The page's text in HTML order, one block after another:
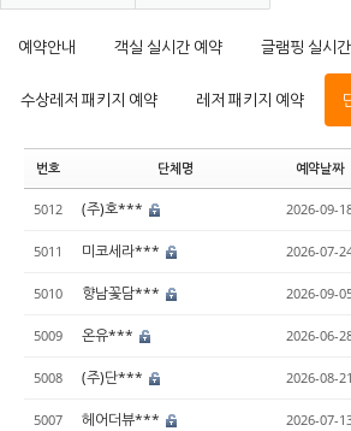
예약안내 객실 실시간 예약 글램핑 실시
수상레저 패키지 예약 레저 패키지 예약
번호 단체명 예약날짜
5012 (주)호*** 2026-09-
5011 미코세라*** 2026-07-
5010 향남꽃담*** 2026-09-
5009 온유*** 2026-06-
5008 (주)단*** 2026-08-21
5007 헤어더뷰*** 2026-07-